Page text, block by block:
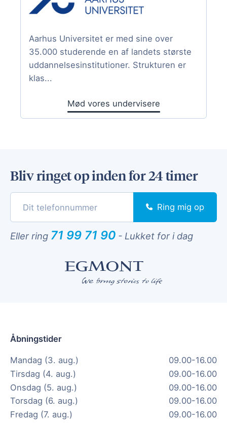
Aarhus Universitet er med sine over
35.000 studerende en af landets største
uddannelsesinstitutioner. Strukturen er
klas...
Mød vores undervisere
Bliv ringet op inden for 24 timer
Ring mig op
Eller ring 71 99 71 90 - Lukket for i dag
Åbningstider
Mandag (3. aug.)
09.00-16.00
Tirsdag (4. aug.)
09.00-16.00
Onsdag (5. aug.)
09.00-16.00
Torsdag (6. aug.)
09.00-16.00
Fredag (7. aug.)
09.00-16.00